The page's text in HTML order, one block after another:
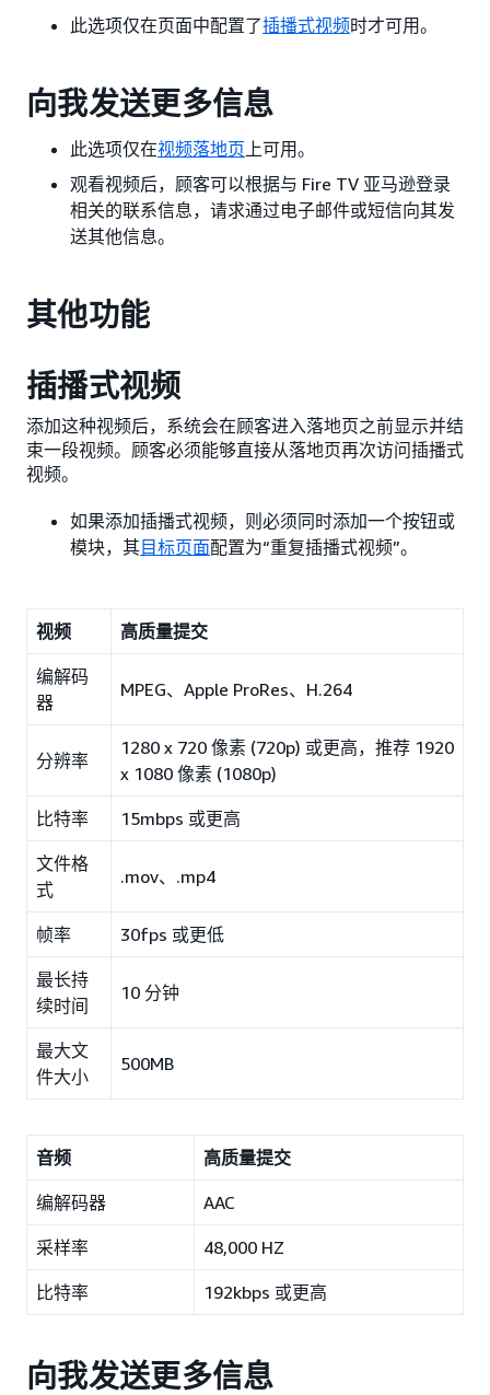
此选项仅在页面中配置了插播式视频时才可用。
向我发送更多信息
此选项仅在视频落地页 上可用。
观看视频后，顾客可以根据与 Fire TV 亚马逊登录
相关的联系信息，请求通过电子邮件或短信向其发
送其他信息。
其他功能
插播式视频
添加这种视频后，系统会在顾客进入落地页之前显示并结
束一段视频。顾客必须能够直接从落地页再次访问插播式
视频。
如果添加插播式视频，则必须同时添加一个按钮或
模块，其目标页面配置为“重复插播式视频”。
视频 高质量提交
编解码
器
MPEG、Apple ProRes、H.264
分辨率
1280 x 720 像素 (720p) 或更高，推荐 1920
x 1080 像素 (1080p)
比特率 15mbps 或更高
文件格
式
.mov、.mp4
帧率 30fps 或更低
最长持
续时间
10 分钟
最大文
件大小
500MB
音频 高质量提交
编解码器 AAC
采样率 48,000 HZ
比特率 192kbps 或更高
向我发送更多信息